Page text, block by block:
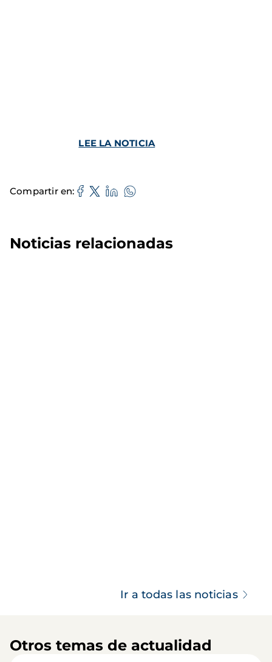
LEE LA NOTICIA
Compartir en
Noticias relacionadas
Ir a todas las noticias
Otros temas de actualidad